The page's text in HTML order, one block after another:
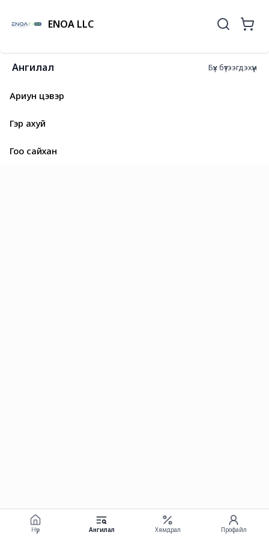
ENOA LLC
Ангилал Бүх бүтээгдэхүүн
Ариун цэвэр
Гэр ахуй
Гоо сайхан
Нүүр Ангилал Хямдрал Профайл